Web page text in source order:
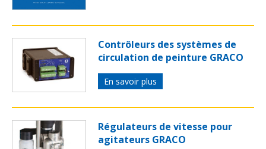
Contrôleurs des systèmes de
circulation de peinture GRACO
En savoir plus
Régulateurs de vitesse pour
agitateurs GRACO